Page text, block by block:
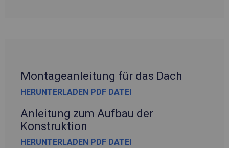
Montageanleitung für das Dach
HERUNTERLADEN PDF DATEI
Anleitung zum Aufbau der
Konstruktion
HERUNTERLADEN PDF DATEI